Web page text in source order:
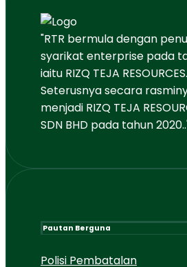
"RTR bermula dengan
syarikat enterprise pada
iaitu RIZQ TEJA RESOURCES.
Seterusnya secara
menjadi RIZQ TEJA
SDN BHD pada tahun
Pautan Berguna
Polisi Pembatalan